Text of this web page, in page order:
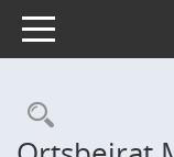
Toggle navigation